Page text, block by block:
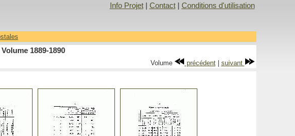
Info Projet| Contact| Conditions d'utilisation
1889-1890
Volume précédent| suivant